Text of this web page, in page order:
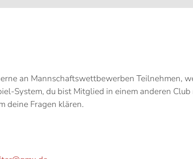
an Mannschaftswettbewerben Teilnehmen,
System, du bist Mitglied in einem anderen
deine Fragen klären.